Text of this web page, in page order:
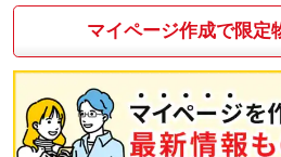
マイページ作成で限定